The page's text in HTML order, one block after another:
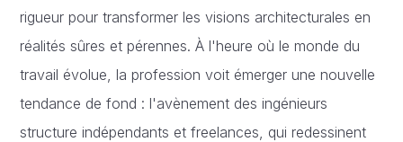
rigueur pour transformer les visions architecturales en
réalités sûres et pérennes. À l'heure où le monde du
travail évolue, la profession voit émerger une nouvelle
tendance de fond : l'avènement des ingénieurs
structure indépendants et freelances, qui redessinent